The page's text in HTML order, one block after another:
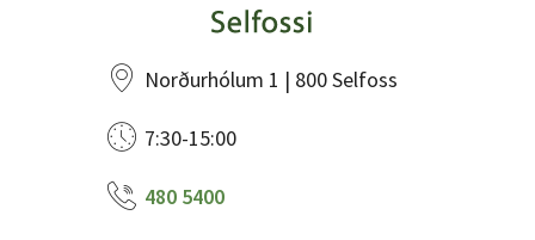
Norðurhólum 1 | 800 Selfoss
7:30-15:00
480 5400